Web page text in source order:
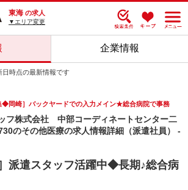
東海 の求人
▼エリア変更
企業情報
時点の最新情報です
岡崎］バックヤードでの入力メイン★総合病院で事務
フ株式会社 中部コーディネートセンター二
のその他医療の求人情報詳細（派遣社員） -
派遣スタッフ活躍中◆長期♪総合病